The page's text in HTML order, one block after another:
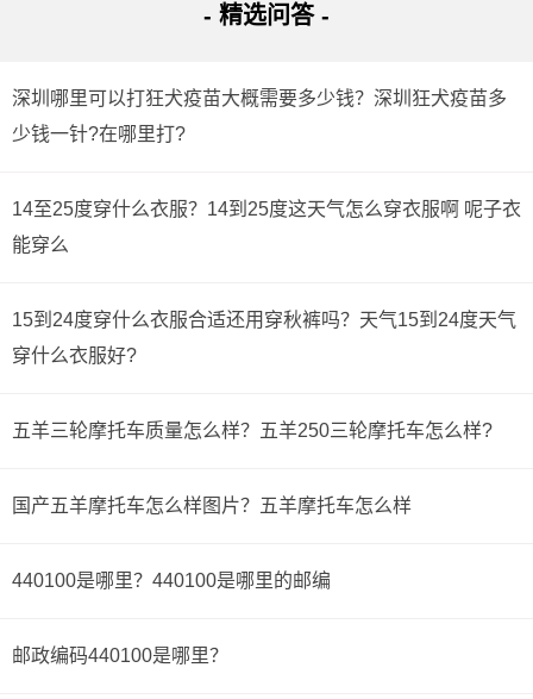
- 精选问答 -
深圳哪里可以打狂犬疫苗大概需要多少钱？深圳狂犬疫苗多
少钱一针?在哪里打?
14至25度穿什么衣服？14到25度这天气怎么穿衣服啊 呢子衣
能穿么
15到24度穿什么衣服合适还用穿秋裤吗？天气15到24度天气
穿什么衣服好?
五羊三轮摩托车质量怎么样？五羊250三轮摩托车怎么样?
国产五羊摩托车怎么样图片？五羊摩托车怎么样
440100是哪里？440100是哪里的邮编
邮政编码440100是哪里？